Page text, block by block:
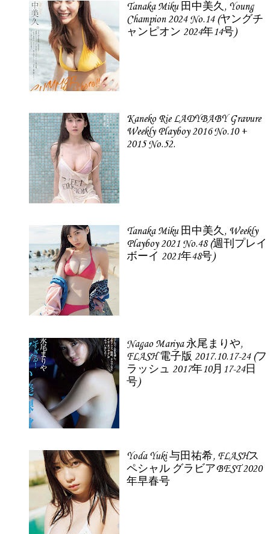
Tanaka Miku 田中美久, Young
Champion 2024 No.14 (ヤングチ
ャンピオン 2024年14号)
Kaneko Rie LADYBABY Gravure
Weekly Playboy 2016 No.10 +
2015 No.52.
Tanaka Miku 田中美久, Weekly
Playboy 2021 No.48 (週刊プレイ
ボーイ 2021年48号)
Nagao Mariya 永尾まりや,
FLASH 電子版 2017.10.17-24 (フ
ラッシュ 2017年10月17-24日
号)
Yoda Yuki 与田祐希, FLASHス
ペシャル グラビアBEST 2020
年早春号